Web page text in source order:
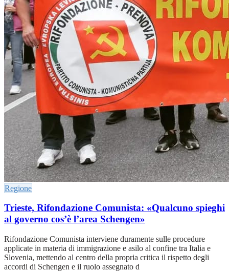
Regione
Trieste, Rifondazione Comunista: «Qualcuno spieghi
al governo cos’è l’area Schengen»
Rifondazione Comunista interviene duramente sulle procedure
applicate in materia di immigrazione e asilo al confine tra Italia e
Slovenia, mettendo al centro della propria critica il rispetto degli
accordi di Schengen e il ruolo assegnato d